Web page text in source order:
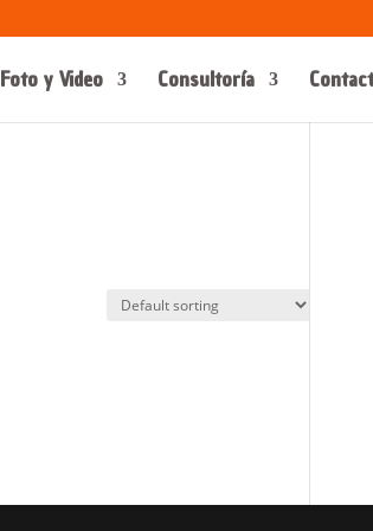
Foto y Video Consultoría